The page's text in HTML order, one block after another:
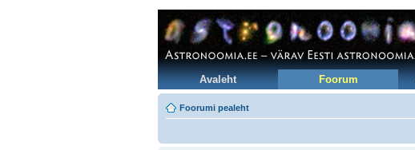
Avaleht Foorum
Foorumi pealeht